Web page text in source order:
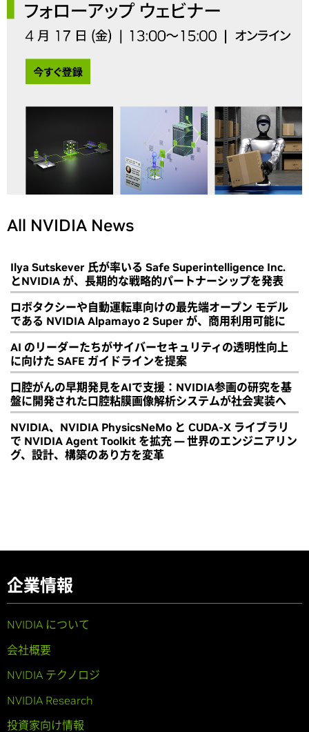
All NVIDIA News
Ilya Sutskever 氏が率いる Safe Superintelligence Inc.
とNVIDIA が、長期的な戦略的パートナーシップを発表
ロボタクシーや自動運転車向けの最先端オープン モデル
である NVIDIA Alpamayo 2 Super が、商用利用可能に
AI のリーダーたちがサイバーセキュリティの透明性向上
に向けた SAFE ガイドラインを提案
口腔がんの早期発見をAIで支援：NVIDIA参画の研究を基
盤に開発された口腔粘膜画像解析システムが社会実装へ
NVIDIA、NVIDIA PhysicsNeMo と CUDA-X ライブラリ
で NVIDIA Agent Toolkit を拡充 ― 世界のエンジニアリン
グ、設計、構築のあり方を変革
企業情報
NVIDIA について
会社概要
NVIDIA テクノロジ
NVIDIA Research
投資家向け情報